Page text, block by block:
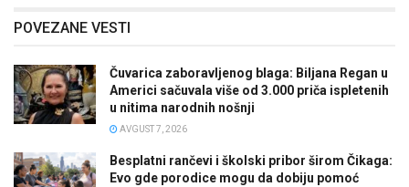
POVEZANE VESTI
Čuvarica zaboravljenog blaga: Biljana Regan u
Americi sačuvala više od 3.000 priča ispletenih
u nitima narodnih nošnji
AVGUST 7, 2026
Besplatni rančevi i školski pribor širom Čikaga:
Evo gde porodice mogu da dobiju pomoć